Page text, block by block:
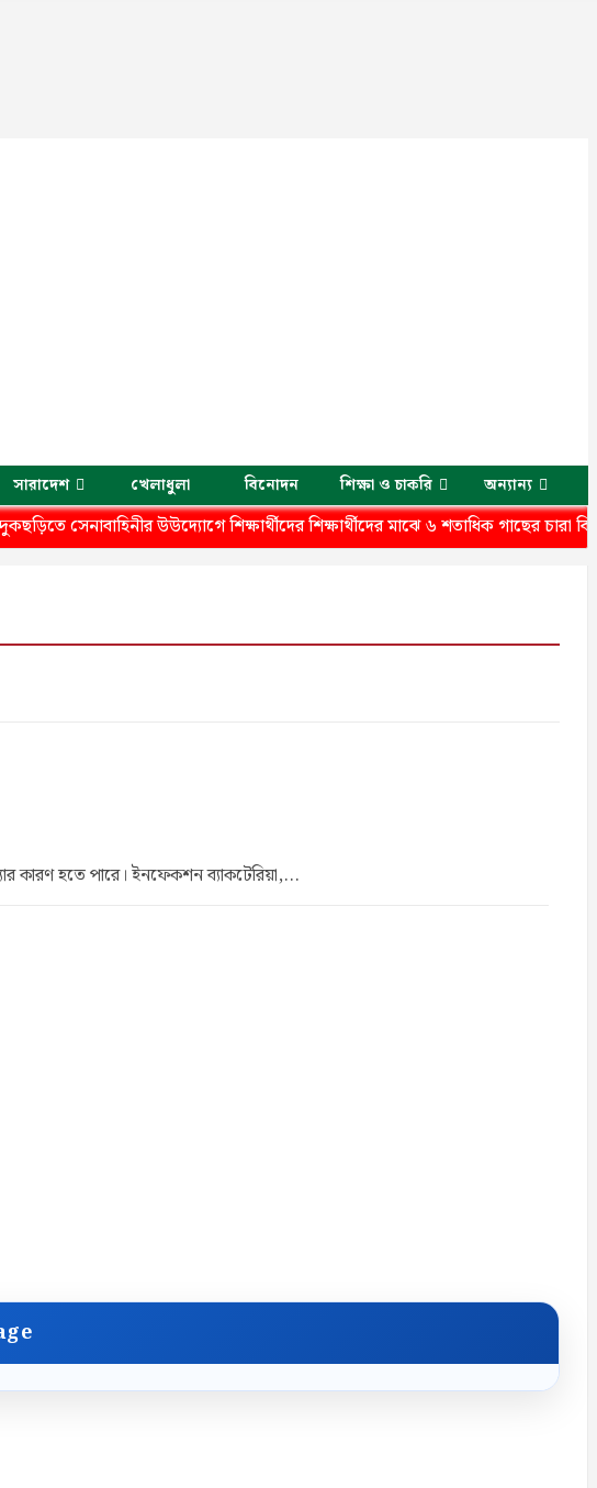
সারাদেশ খেলাধুলা বিনোদন শিক্ষা ও চাকরি অন্যান্য
সেনাবাহিনীর উউদ্যোগে শিক্ষার্থীদের শিক্ষার্থীদের মাঝে ৬ শতাধিক গাছের চারা বিতরণ
কারণ হতে পারে। ইনফেকশন ব্যাকটেরিয়া,...